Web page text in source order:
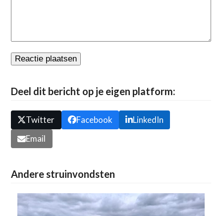
Deel dit bericht op je eigen platform:
Twitter Facebook
LinkedIn
Email
Andere struinvondsten